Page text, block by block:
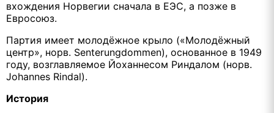
вхождения Норвегии сначала в ЕЭС, а позже в
Евросоюз.
Партия имеет молодёжное крыло («Молодёжный
центр», норв. Senterungdommen), основанное в 1949
году, возглавляемое Йоханнесом Риндалом (норв.
Johannes Rindal).
История